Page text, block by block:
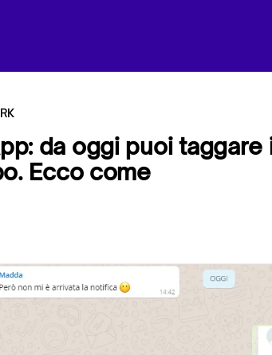
da oggi puoi
Ecco come